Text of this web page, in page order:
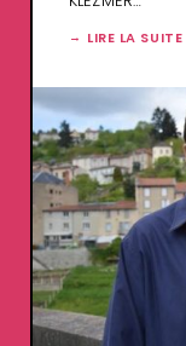
LIRE LA SUITE